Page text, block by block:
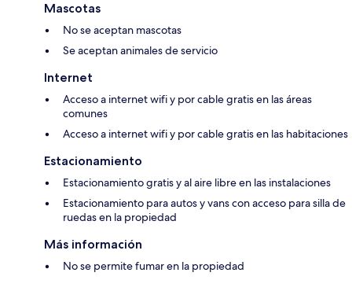
Mascotas
No se aceptan mascotas
Se aceptan animales de servicio
Internet
Acceso a internet wifi y por cable gratis en las áreas
comunes
Acceso a internet wifi y por cable gratis en las habitaciones
Estacionamiento
Estacionamiento gratis y al aire libre en las instalaciones
Estacionamiento para autos y vans con acceso para silla de
ruedas en la propiedad
Más información
No se permite fumar en la propiedad